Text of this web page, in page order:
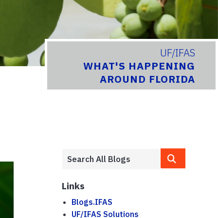
UF/IFAS
WHAT'S HAPPENING
AROUND FLORIDA
Links
Blogs.IFAS
UF/IFAS Solutions